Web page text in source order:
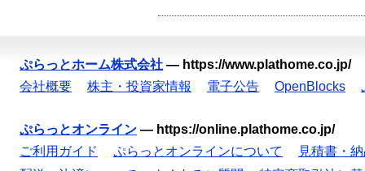
ぷらっとホーム株式会社 — https://www.plathome.co.jp/
会社概要
株主・投資家情報 電子公告 OpenBlocks
ぷらっとオンライン — https://online.plathome.co.jp/
ご利用ガイド
ぷらっとオンラインについて
見積書・